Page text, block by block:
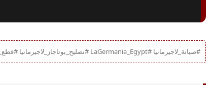
#صيانة_لاجيرمانيا #LaGermania_Egypt #تصليح_بوتاجاز_لاجيرمانيا #قطع_غيار_لاجيرمانيا_الأصلية #صيانة_فرن_لاجيرمانيا #بوتاجاز_لاجيرمانيا_إيطالي #مركز_صيانة_لاجيرمانيا_مصر